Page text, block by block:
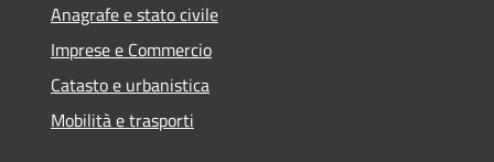
Anagrafe e stato civile
Imprese e Commercio
Catasto e urbanistica
Mobilità e trasporti